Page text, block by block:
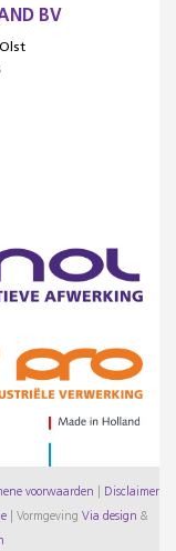
BV
voorwaarden Disclaimer
Vormgeving Via design &